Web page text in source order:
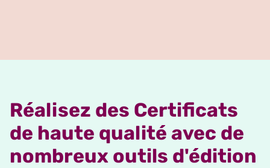
Réalisez des Certificats
de haute qualité avec de
nombreux outils d'édition